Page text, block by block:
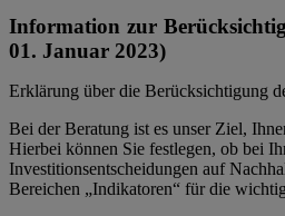
Information zur
01. Januar 2023)
Erklärung über die Berücksichtigung
Bei der Beratung ist es unser Ziel,
Hierbei können Sie festlegen, ob bei
Investitionsentscheidungen auf
Bereichen „Indikatoren“ für die